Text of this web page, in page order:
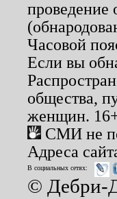
проведение
Часовой
Если вы
общества,
женщин. 16+
СМИ не
Адреса
В социальных сетях:
© Дебри-